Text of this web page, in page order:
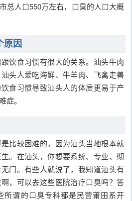
总人口550万左右，口臭的人口大概
原因
饮食习惯有很大的关系。汕头牛肉
头人爱吃海鲜、牛羊肉、飞禽走兽
食习惯导致汕头人的体质更易于产
症。
比较困难的，因为汕头当地根本就
。在汕头，你想要系统、专业、彻
门。有些人就说了，我知道汕头有
，可以去这些医院治疗口臭吗？答
所谓的口臭专科都是民营莆田系开